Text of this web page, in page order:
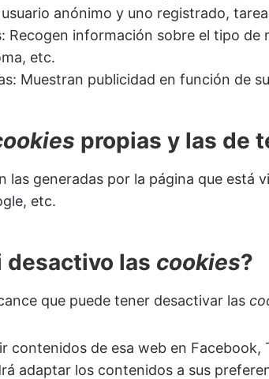
anónimo y uno registrado,
Recogen información sobre el tipo
etc.
Muestran publicidad en función de
propias y las de
las generadas por la página que está
etc.
desactivo las cookies?
que puede tener desactivar las
contenidos de esa web en Facebook,
adaptar los contenidos a sus